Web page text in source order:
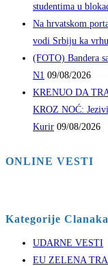
studentima u
Na hrvatskom
vodi Srbiju ka
(FOTO) Bandera
N1 09/08/2026
KRENUO DA
KROZ NOĆ:
Kurir 09/08/2026
ONLINE VESTI
Kategorije Clanaka
UDARNE VESTI
EU ZELENA